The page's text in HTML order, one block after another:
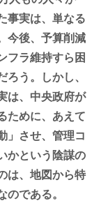
事実は、単なる
今後、予算削減
フラ維持すら困
う。しかし、
は、中央政府が
ために、あえて
」させ、管理コ
かという陰謀の
は、地図から特
のである。